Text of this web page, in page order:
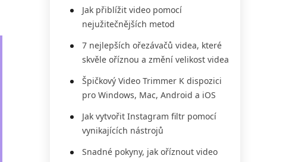
Jak přiblížit video pomocí
nejužitečnějších metod
7 nejlepších ořezávačů videa, které
skvěle oříznou a změní velikost videa
Špičkový Video Trimmer K dispozici
pro Windows, Mac, Android a iOS
Jak vytvořit Instagram filtr pomocí
vynikajících nástrojů
Snadné pokyny, jak oříznout video